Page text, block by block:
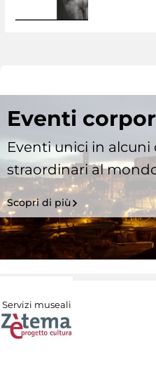
Eventi
Eventi unici in
straordinari al
Scopri di più
Servizi museali